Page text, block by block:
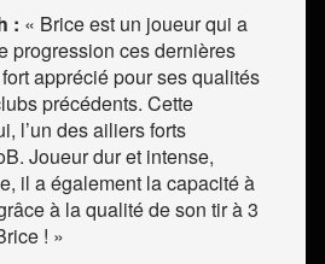
: « Brice est un joueur qui a
progression ces dernières
apprécié pour ses qualités
précédents. Cette
l’un des ailiers forts
Joueur dur et intense,
il a également la capacité à
à la qualité de son tir à 3
! »